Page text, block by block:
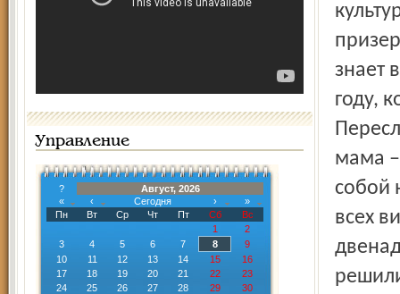
Управление
?
Август, 2026
«
‹ Сегодня ›
»
Пн
Вт Ср Чт Пт Сб
Вс
1
2
3
4 5 6 7 8
9
10
11 12 13 14 15
16
17
18 19 20 21 22
23
24
25 26 27 28 29
30
знает
году,
мама –
собой
всех